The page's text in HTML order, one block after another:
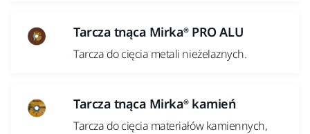
Tarcza tnąca Mirka® PRO ALU
Tarcza do cięcia metali nieżelaznych.
Tarcza tnąca Mirka® kamień
Tarcza do cięcia materiałów kamiennych,